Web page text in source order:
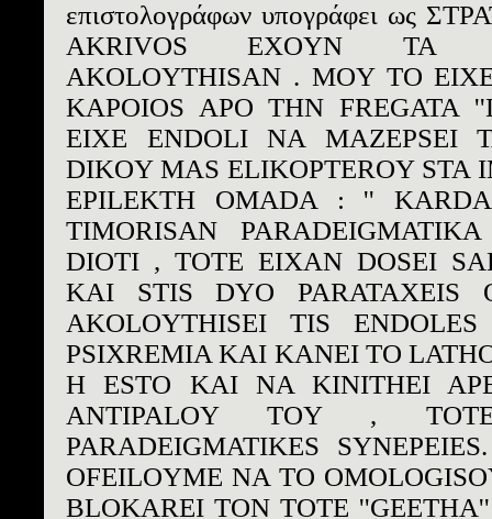
επιστολογράφων υπογράφει ως
AKRIVOS EXOYN TA
AKOLOYTHISAN . MOY TO
KAPOIOS APO THN FREGATA
EIXE ENDOLI NA MAZEPSEI
DIKOY MAS ELIKOPTEROY STA
EPILEKTH OMADA : ''
TIMORISAN
DIOTI , TOTE EIXAN DOSEI
KAI STIS DYO PARATAXEIS
AKOLOYTHISEI TIS
PSIXREMIA KAI KANEI TO
H ESTO KAI NA KINITHEI
ANTIPALOY TOY ,
PARADEIGMATIKES
OFEILOYME NA TO
BLOKAREI TON TOTE